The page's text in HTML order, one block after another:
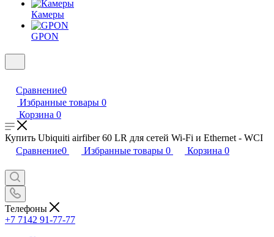
Камеры
GPON
Сравнение0
Избранные товары 0
Корзина 0
Купить Ubiquiti airfiber 60 LR для сетей Wi-Fi и Ethernet - WCI
Сравнение0 Избранные товары 0 Корзина 0
Телефоны
+7 7142 91-77-77